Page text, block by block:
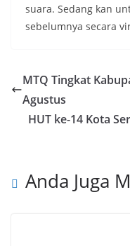
suara. Sedang kan
sebelumnya secara
MTQ Tingkat
Agustus
HUT ke-14 Kota
Anda Juga